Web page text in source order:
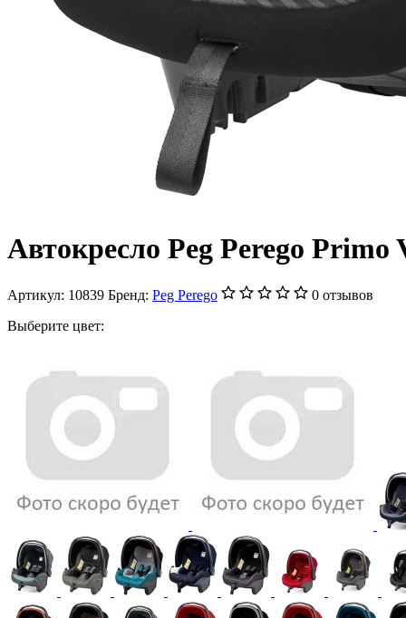
Автокресло Peg Perego Primo
Артикул: 10839 Бренд: Peg Perego
0 отзывов
Выберите цвет: